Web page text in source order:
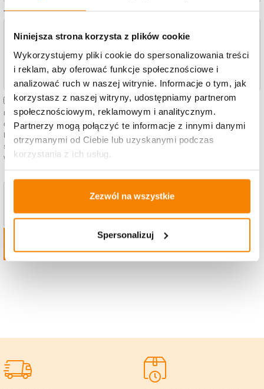
Niniejsza strona korzysta z plików cookie
Wykorzystujemy pliki cookie do spersonalizowania treści
i reklam, aby oferować funkcje społecznościowe i
analizować ruch w naszej witrynie. Informacje o tym, jak
korzystasz z naszej witryny, udostępniamy partnerom
społecznościowym, reklamowym i analitycznym.
Partnerzy mogą połączyć te informacje z innymi danymi
otrzymanymi od Ciebie lub uzyskanymi podczas
korzystania z ich usług.
Zezwól na wszystkie
Spersonalizuj
Twoja Wiadomość*
Wyrażam zgodę na przetwarzanie moich danych osobowych dla potrzeb
niezbędnych do realizacji (zgodnie z ustawą z dnia 10 maja 2018 roku o ochronie
danych osobowych (Dz. Ustaw z 2018, poz. 1000) oraz zgodnie z Rozporządzeniem
Parlamentu Europejskiego i Rady (UE) 2016/679 z dnia 27 kwietnia 2016 r. w
sprawie ochrony osób fizycznych w związku z przetwarzaniem danych osobowych i
w sprawie